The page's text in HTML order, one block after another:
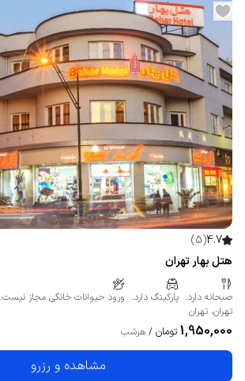
4.7
(
5
)
هتل بهار تهران
صبحانه دارد. پارکینگ دارد. ورود حیوانات خانگی مجاز نیست.
تهران، تهران
1,950,000 تومان / هرشب
مشاهده و رزرو